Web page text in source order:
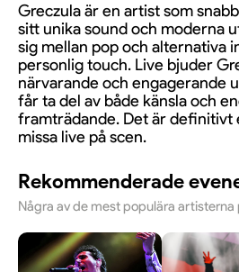
Greczula är en artist som
sitt unika sound och moderna
sig mellan pop och alternativa
personlig touch. Live bjuder
närvarande och engagerande
får ta del av både känsla och
framträdande. Det är definitivt
missa live på scen.
Rekommenderade
Några av de mest populära